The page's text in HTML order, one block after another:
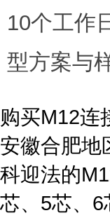
10个工作
型方案与
购买M12连
安徽合肥地
科迎法的
芯、5芯、